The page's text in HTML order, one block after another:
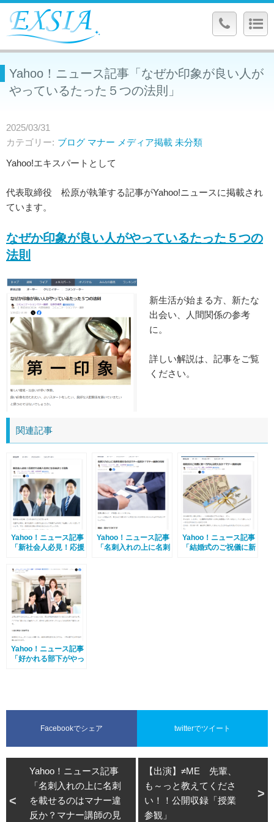
Yahoo！ニュース記事「なぜか印象が良い人が
やっているたった５つの法則」
2025/03/31
カテゴリー
ブログ マナー メディア掲載 未分類
Yahoo!エキスパートとして
代表取締役 松原が執筆する記事がYahoo!ニュースに掲載され
ています。
なぜか印象が良い人がやっているたった５つの
法則
新生活が始まる方、新たな
出会い、人間関係の参考
に。
詳しい解説は、記事をご覧
ください。
関連記事
Yahoo！ニュース記事
「新社会人必見！応援
秘訣１０箇条」
Yahoo！ニュース記事
「名刺入れの上に名刺
Yahoo！ニュース記事
「結婚式のご祝儀に新
Yahoo！ニュース記事
「好かれる部下がやっ
Facebookでシェア twitterでツイート
Yahoo！ニュース記事
「名刺入れの上に名刺
を載せるのはマナー違
反か？マナー講師の見
【出演】≠ME 先輩、
も～っと教えてくださ
い！！公開収録「授業
参観」